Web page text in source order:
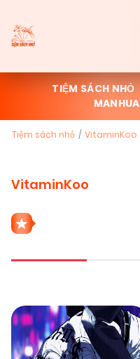
TIỆM SÁCH NHỎ
MANHUA
Tiệm sách nhỏ VitaminKoo
VitaminKoo